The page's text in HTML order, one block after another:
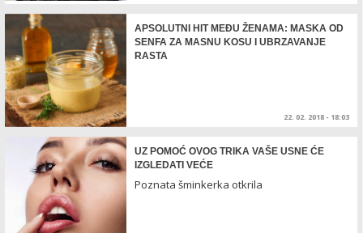
APSOLUTNI HIT MEĐU ŽENAMA: MASKA OD
SENFA ZA MASNU KOSU I UBRZAVANJE
RASTA
22. 02. 2018 - 18:03
UZ POMOĆ OVOG TRIKA VAŠE USNE ĆE
IZGLEDATI VEĆE
Poznata šminkerka otkrila